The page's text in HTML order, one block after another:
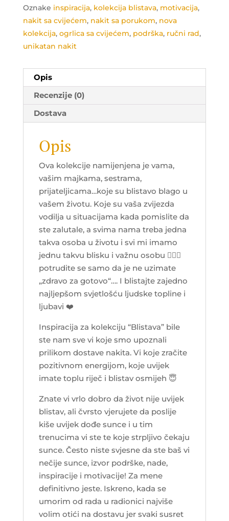
Oznake inspiracija, kolekcija blistava, motivacija,
nakit sa cvijećem, nakit sa porukom, nova
kolekcija, ogrlica sa cvijećem, podrška, ručni rad,
unikatan nakit
Opis
Recenzije (0)
Dostava
Opis
Ova kolekcije namijenjena je vama,
vašim majkama, sestrama,
prijateljicama…koje su blistavo blago u
vašem životu. Koje su vaša zvijezda
vodilja u situacijama kada pomislite da
ste zalutale, a svima nama treba jedna
takva osoba u životu i svi mi imamo
jednu takvu blisku i važnu osobu 👩‍❤️‍👩
potrudite se samo da je ne uzimate
„zdravo za gotovo“…. I blistajte zajedno
najljepšom svjetlošću ljudske topline i
ljubavi ❤️
Inspiracija za kolekciju “Blistava” bile
ste nam sve vi koje smo upoznali
prilikom dostave nakita. Vi koje zračite
pozitivnom energijom, koje uvijek
imate toplu riječ i blistav osmijeh 😇
Znate vi vrlo dobro da život nije uvijek
blistav, ali čvrsto vjerujete da poslije
kiše uvijek dođe sunce i u tim
trenucima vi ste te koje strpljivo čekaju
sunce. Često niste svjesne da ste baš vi
nečije sunce, izvor podrške, nade,
inspiracije i motivacije! Za mene
definitivno jeste. Iskreno, kada se
umorim od rada u radionici najviše
volim otići na dostavu jer svaki susret